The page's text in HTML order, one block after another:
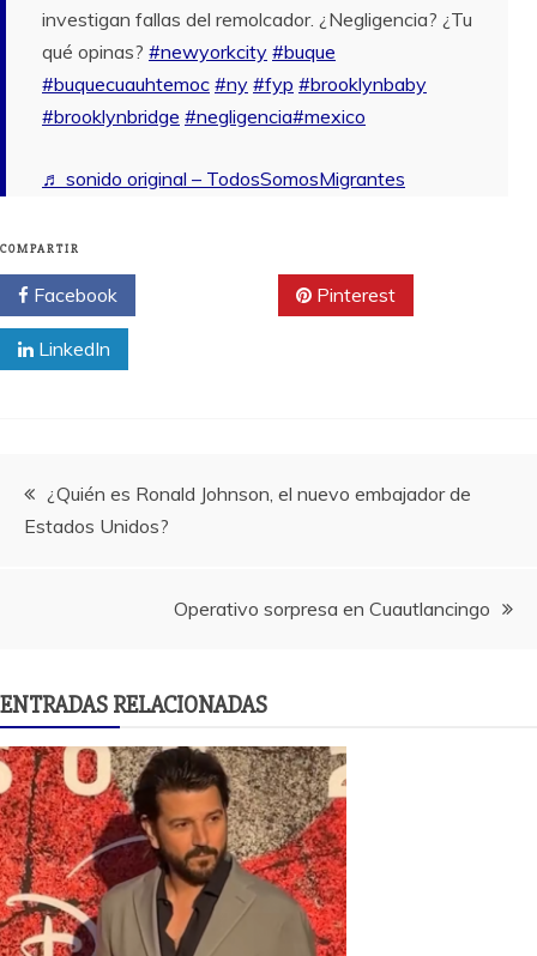
investigan fallas del remolcador. ¿Negligencia? ¿Tu
qué opinas? #newyorkcity #buque
#buquecuauhtemoc #ny #fyp #brooklynbaby
#brooklynbridge #negligencia#mexico
♬ sonido original – TodosSomosMigrantes
COMPARTIR
Facebook Pinterest
LinkedIn
Navegación
de
¿Quién es Ronald Johnson, el nuevo embajador de
Estados Unidos?
Operativo sorpresa en Cuautlancingo
ENTRADAS RELACIONADAS